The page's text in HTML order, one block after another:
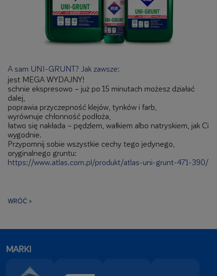
A sam UNI-GRUNT? Jak zawsze:
jest MEGA WYDAJNY!
schnie ekspresowo – już po 15 minutach możesz działać
dalej,
poprawia przyczepność klejów, tynków i farb,
wyrównuje chłonność podłoża,
łatwo się nakłada – pędzlem, wałkiem albo natryskiem, jak Ci
wygodnie.
Przypomnij sobie wszystkie cechy tego jedynego,
oryginalnego gruntu:
https://www.atlas.com.pl/produkt/atlas-uni-grunt-471-390/
WRÓĆ >
MARKI